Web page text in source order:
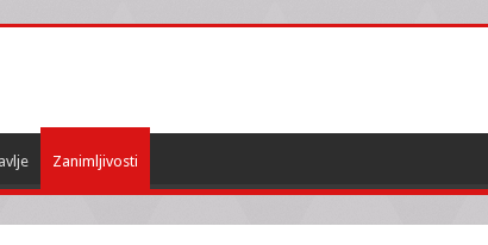
Zanimljivosti